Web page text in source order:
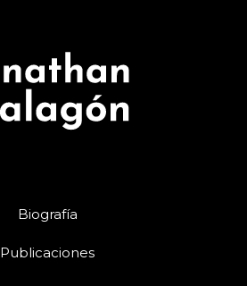
Biografía
Publicaciones